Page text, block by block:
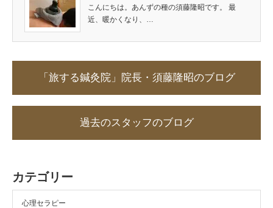
こんにちは。あんずの種の須藤隆昭です。 最
近、暖かくなり、…
「旅する鍼灸院」院長・須藤隆昭のブログ
過去のスタッフのブログ
カテゴリー
心理セラピー